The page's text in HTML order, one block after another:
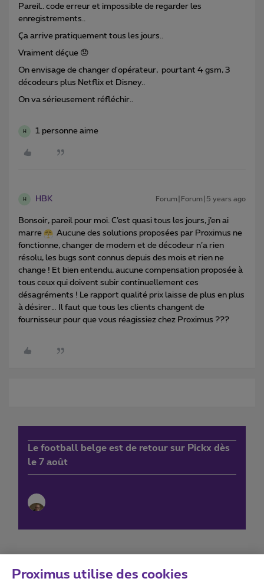
Pareil.. code erreur et impossible de regarder les
enregistrements..
Ça arrive pratiquement tous les jours..
Vraiment déçue 😞
On envisage de changer d'opérateur, pourtant 4 gsm, 3
décodeurs plus Netflix et Disney..
On va sérieusement réfléchir..
H 1 personne aime
H HBK Forum|Forum|5 years ago
Bonsoir, pareil pour moi. C’est quasi tous les jours, j’en ai
marre
Aucune des solutions proposées par Proximus ne
fonctionne, changer de modem et de décodeur n’a rien
résolu, les bugs sont connus depuis des mois et rien ne
change ! Et bien entendu, aucune compensation proposée à
tous ceux qui doivent subir continuellement ces
désagréments ! Le rapport qualité prix laisse de plus en plus
à désirer… Il faut que tous les clients changent de
fournisseur pour que vous réagissiez chez Proximus ???
Le football belge est de retour sur Pickx dès
le 7 août
Proximus utilise des cookies